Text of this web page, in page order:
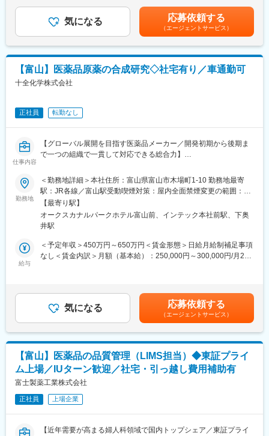
変更の範囲：会社の定める業務
■就業形態について：
配属ラインによって（1）・（2）もしくは（1）・（3）もしくは
（1）・（4）もしくは（1）・（5）もしくは（1）・（6）の交代
（2）16：00～00：55
（3）19：00～03：55
（4）17：00～01：55
（6）18：00～02：55
■働き方：
◎富山に腰を据えて、安定して働いていただける環境です◎
・残業：平均で10時間以下
・転勤無し
・育休取得率：90%以上
・借り上げ社宅制度あり（条件あり）
・賞与実績5.2か月分（2025年度）
■当社の特徴：
内トップクラスです。ドラッグストアなどで手にする目薬の3割強
が当社で製造している製品です。
◇今後は、海外事業に力を入れていく動きを取っております。今
まで国内事業を着実に伸ばしてきましたが、アジア地域に広げて
きていく計画があり、成長性のある会社です。
■企業理念：
◇「使う人の立場で、それ以上を目指す」
製造・販売業として、点眼薬を手元で使用している患者様とは直
接お会いする機会はありません。しかし、なくてはならないもの
として手元においている方がいるからこそ、信頼に応える使命感
をもって仕事にのぞみます。
を抑え、安定供給してゆくことです。原料の受け入れから製造・
実績）※交代勤務手当あり：5,000円／日（※（5）22：00～は
8,000円／日）賃金はあくまでも目安の金額であり、選考を通じて
上下する可能性があります。月給(月額)は固定手当を含めた表記で
す。
気になる 応募依頼する
（エージェントサービス）
【富山】医薬品原薬の合成研究◇社宅有り／車通勤可
十全化学株式会社
正社員 転勤なし
仕事内容
【グローバル展開を目指す医薬品メーカー／開発初期から後期ま
で一つの組織で一貫して対応できる総合力】
医薬品原薬の合成研究に携わっていただくポジションです。得意
領域に合わせて、合成ルート/分析法を検討するプロセス開発業務
をお任せいたします。
◇第1・2G（試製）
・製造方法確認実験
・スケールアップ時の課題抽出・原因研究
・プロセスの改良法検討と改善策提案
・（スケールアップ現場での）製造法最適化支援
◇第3G（申請データ）
・申請用データ取得
研究開発部 富山本社勤務
メンバーは計40名で構成されております。
課長（男性4名）、スタッフ（男性31名、女性9名）
第1：9名、第2G：8名、第3G：13名、新技術G：5名
■ポジションの魅力
・業容拡大のフェーズのため、このタイミングでしか積めない経
験値を得ることができる。
勤務地
＜勤務地詳細＞本社住所：富山県富山市木場町1-10 勤務地最寄
駅：JR各線／富山駅受動喫煙対策：屋内全面禁煙変更の範囲：会
社の定める事業所
【最寄り駅】
オークスカナルパークホテル富山前、インテック本社前駅、下奥
井駅
給与
＜予定年収＞450万円～650万円＜賃金形態＞日給月給制補足事項
なし＜賃金内訳＞月額（基本給）：250,000円～300,000円/月20
くまでも目安の金額であり、選考を通じて上下する可能性があり
ます。月給(月額)は固定手当を含めた表記です。
気になる 応募依頼する
（エージェントサービス）
【富山】医薬品の品質管理（LIMS担当）◆東証プライ
ム上場／IUターン歓迎／社宅・引っ越し費用補助有
富士製薬工業株式会社
正社員 上場企業
【近年需要が高まる婦人科領域で国内トップシェア／東証プライ